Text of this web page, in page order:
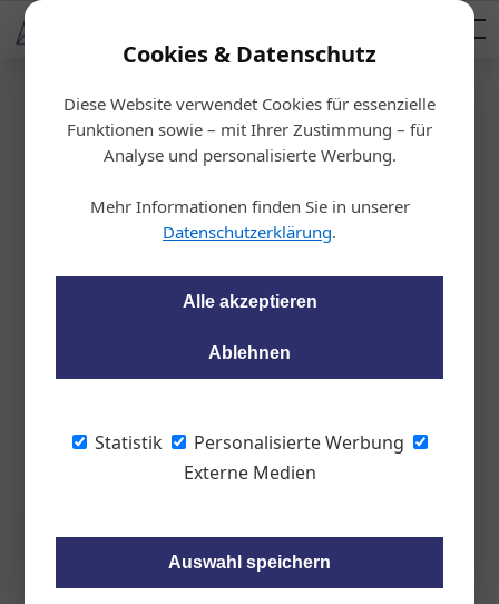
Cookies & Datenschutz
Diese Website verwendet Cookies für essenzielle
Funktionen sowie – mit Ihrer Zustimmung – für
Analyse und personalisierte Werbung.
Mehr Informationen finden Sie in unserer
Datenschutzerklärung.
Alle akzeptieren
Ablehnen
Statistik
Personalisierte Werbung
Externe Medien
Auswahl speichern
AUTOMOTIVE SERVICES
AUTOMOTIVE AKADEMIE
Podcast
Startseite/Fahrzeughandel
Kooperation
nversicherung
09.08.2023, 15:49 Uhr
Die Santander Consumer Bank GmbH und
eine neue Reparaturkostenversicherung
AutoCare ist eine